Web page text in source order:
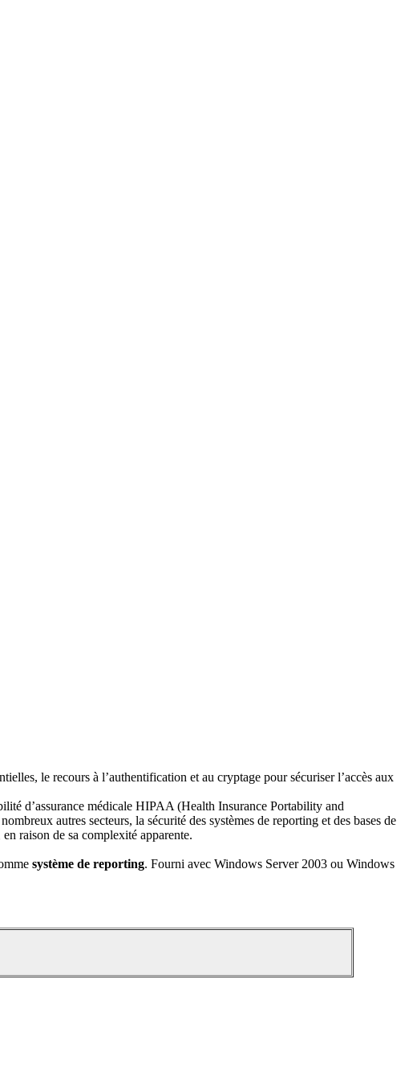
le recours à l’authentification et au cryptage pour sécuriser l’accès aux
d’assurance médicale HIPAA (Health Insurance Portability and
autres secteurs, la sécurité des systèmes de reporting et des bases de
raison de sa complexité apparente.
système de reporting. Fourni avec Windows Server 2003 ou Windows